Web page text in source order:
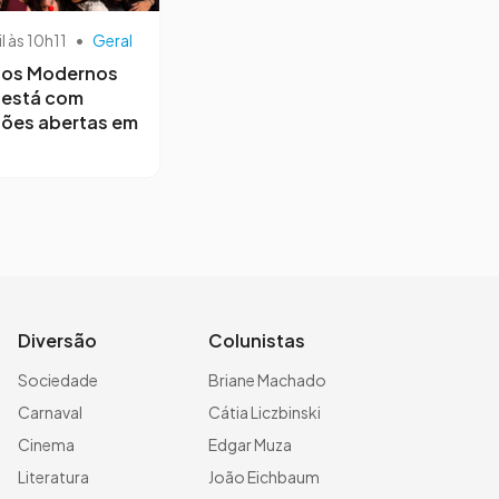
às 10h11 • Geral
Modernos
com
abertas em
Diversão
Sociedade
Carnaval
Cinema
Literatura
Colunistas
Briane Machado
Cátia Liczbinski
Edgar Muza
João Eichbaum